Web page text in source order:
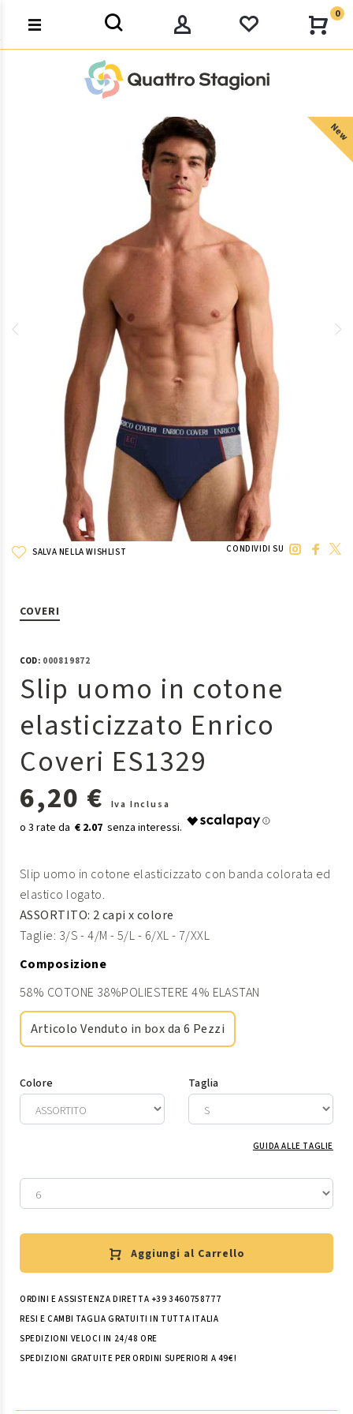
0
New
SALVA NELLA WISHLIST CONDIVIDI SU
COVERI
COD:000819872
Slip uomo in cotone
elasticizzato Enrico
Coveri ES1329
6,20 €
Iva Inclusa
€ 2.07
Slip uomo in cotone elasticizzato con banda colorata ed
elastico logato.
ASSORTITO: 2 capi x colore
Taglie: 3/S - 4/M - 5/L - 6/XL - 7/XXL
Composizione
58% COTONE 38%POLIESTERE 4% ELASTAN
Articolo Venduto in box da 6 Pezzi
Colore Taglia
GUIDA ALLE TAGLIE
Aggiungi al Carrello
ORDINI E ASSISTENZA DIRETTA +39 3460758777
RESI E CAMBI TAGLIA GRATUITI IN TUTTA ITALIA
SPEDIZIONI VELOCI IN 24/48 ORE
SPEDIZIONI GRATUITE PER ORDINI SUPERIORI A 49€!